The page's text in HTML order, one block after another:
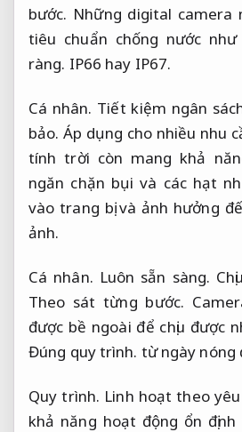
bước. Những digital camera
tiêu chuẩn chống nước như
ràng. IP66 hay IP67.
Cá nhân. Tiết kiệm ngân
bảo. Áp dụng cho nhiều nhu
tính trời còn mang khả
ngăn chặn bụi và các hạt
vào trang bị và ảnh hưởng
ảnh.
Cá nhân. Luôn sẵn sàng.
Theo sát từng bước.
được bề ngoài để chịu được
Đúng quy trình. từ ngày nóng
Quy trình. Linh hoạt theo
khả năng hoạt động ổn